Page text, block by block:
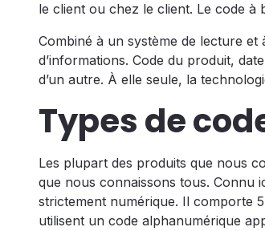
le client ou chez le client. Le code
Combiné à un système de lecture
d’informations. Code du produit,
d’un autre. À elle seule, la
Types de
Les plupart des produits que nous
que nous connaissons tous. Connu
strictement numérique. Il comporte
utilisent un code alphanumérique